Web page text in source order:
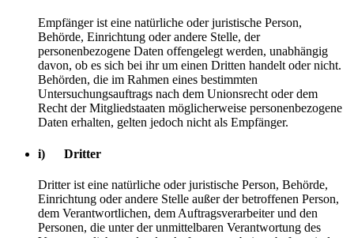
Empfänger ist eine natürliche oder juristische Person,
Behörde, Einrichtung oder andere Stelle, der
personenbezogene Daten offengelegt werden, unabhängig
davon, ob es sich bei ihr um einen Dritten handelt oder nicht.
Behörden, die im Rahmen eines bestimmten
Untersuchungsauftrags nach dem Unionsrecht oder dem
Recht der Mitgliedstaaten möglicherweise personenbezogene
Daten erhalten, gelten jedoch nicht als Empfänger.
i) Dritter
Dritter ist eine natürliche oder juristische Person, Behörde,
Einrichtung oder andere Stelle außer der betroffenen Person,
dem Verantwortlichen, dem Auftragsverarbeiter und den
Personen, die unter der unmittelbaren Verantwortung des